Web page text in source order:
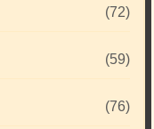
(72)
(59)
(76)